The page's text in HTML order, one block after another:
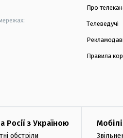
Про
Телеведучі
Правила
Росії з Україною
обстріли